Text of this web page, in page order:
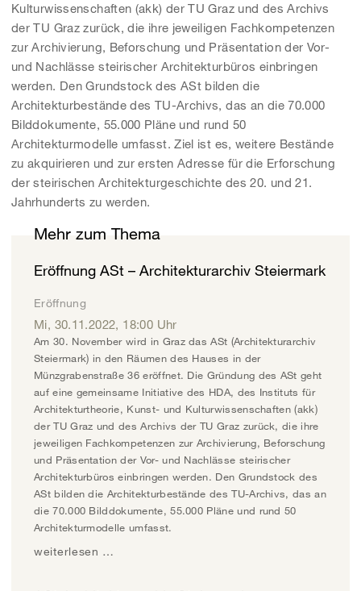
Kulturwissenschaften (akk) der TU Graz und des Archivs
der TU Graz zurück, die ihre jeweiligen Fachkompetenzen
zur Archivierung, Beforschung und Präsentation der Vor-
und Nachlässe steirischer Architekturbüros einbringen
werden. Den Grundstock des ASt bilden die
Architekturbestände des TU-Archivs, das an die 70.000
Bilddokumente, 55.000 Pläne und rund 50
Architekturmodelle umfasst. Ziel ist es, weitere Bestände
zu akquirieren und zur ersten Adresse für die Erforschung
der steirischen Architekturgeschichte des 20. und 21.
Jahrhunderts zu werden.
Mehr zum Thema
Eröffnung ASt – Architekturarchiv Steiermark
Eröffnung
Mi, 30.11.2022, 18:00 Uhr
Am 30. November wird in Graz das ASt (Architekturarchiv
Steiermark) in den Räumen des Hauses in der
Münzgrabenstraße 36 eröffnet. Die Gründung des ASt geht
auf eine gemeinsame Initiative des HDA, des Instituts für
Architekturtheorie, Kunst- und Kulturwissenschaften (akk)
der TU Graz und des Archivs der TU Graz zurück, die ihre
jeweiligen Fachkompetenzen zur Archivierung, Beforschung
und Präsentation der Vor- und Nachlässe steirischer
Architekturbüros einbringen werden. Den Grundstock des
ASt bilden die Architekturbestände des TU-Archivs, das an
die 70.000 Bilddokumente, 55.000 Pläne und rund 50
Architekturmodelle umfasst.
weiterlesen …